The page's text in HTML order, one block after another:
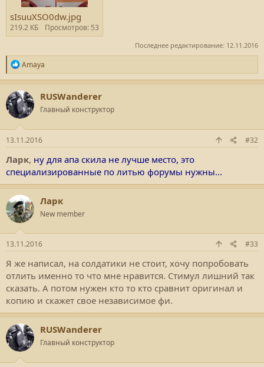
sIsuuXSO0dw.jpg
219.2 КБ Просмотров: 53
Последнее редактирование: 12.11.2016
Р
е
а
к
ц
и
и
:
Amaya
RUSWanderer
Главный конструктор
13.11.2016 #32
Ларк, ну для апа скила не лучше место, это
специализированные по литью форумы нужны...
Ларк
New member
13.11.2016 #33
Я же написал, на солдатики не стоит, хочу попробовать
отлить именно то что мне нравится. Стимул лишний так
сказать. А потом нужен кто то кто сравнит оригинал и
копию и скажет свое независимое фи.
RUSWanderer
Главный конструктор